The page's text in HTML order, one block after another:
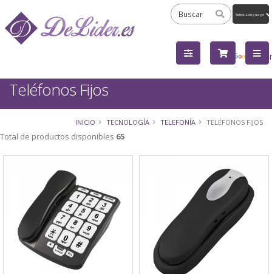
by
Teléfonos Fijos
INICIO TECNOLOGÍA TELEFONÍA TELÉFONOS FIJOS
Total de productos disponibles 65